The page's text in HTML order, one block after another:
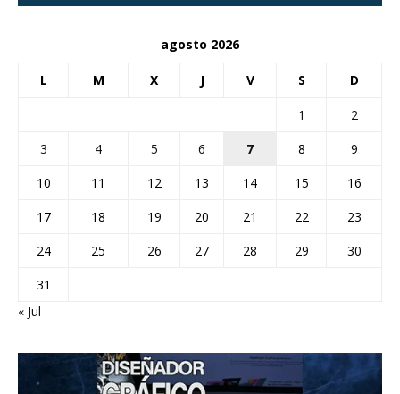
agosto 2026
L M X J V S D
1
2
3
4 5 6 7 8
9
10
11 12 13 14 15
16
17
18 19 20 21 22
23
24
25 26 27 28 29
30
31
« Jul